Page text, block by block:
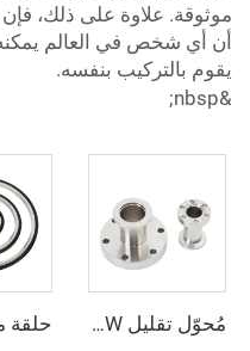
موثوقة. علاوة على ذلك،
أن أي شخص في العالم
يقوم بالتركيب بنفسه.
&nbsp;
مُحوّل تقليل NW من الفولاذ المقاوم للصدأ SS304/SS316L، وصلات مواسير فراغية، مخفض شفة من CF إلى KF لتطبيقات أشباه الموصلات